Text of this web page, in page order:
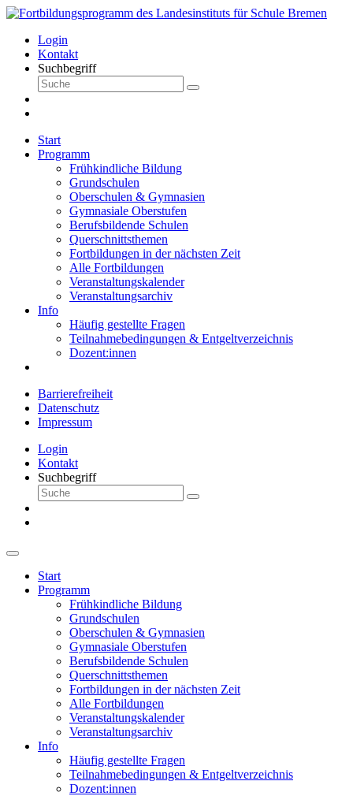
Login
Kontakt
Suchbegriff
Start
Programm
Frühkindliche Bildung
Grundschulen
Oberschulen & Gymnasien
Gymnasiale Oberstufen
Berufsbildende Schulen
Querschnittsthemen
Fortbildungen in der nächsten Zeit
Alle Fortbildungen
Veranstaltungskalender
Veranstaltungsarchiv
Info
Häufig gestellte Fragen
Teilnahmebedingungen & Entgeltverzeichnis
Dozent:innen
Barrierefreiheit
Datenschutz
Impressum
Login
Kontakt
Suchbegriff
Start
Programm
Frühkindliche Bildung
Grundschulen
Oberschulen & Gymnasien
Gymnasiale Oberstufen
Berufsbildende Schulen
Querschnittsthemen
Fortbildungen in der nächsten Zeit
Alle Fortbildungen
Veranstaltungskalender
Veranstaltungsarchiv
Info
Häufig gestellte Fragen
Teilnahmebedingungen & Entgeltverzeichnis
Dozent:innen